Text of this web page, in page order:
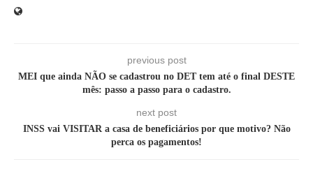
previous post
MEI que ainda NÃO se cadastrou no DET tem até o final DESTE
mês: passo a passo para o cadastro.
next post
INSS vai VISITAR a casa de beneficiários por que motivo? Não
perca os pagamentos!